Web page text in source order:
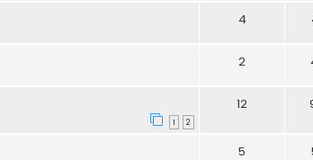
4
2
1 2
12
5